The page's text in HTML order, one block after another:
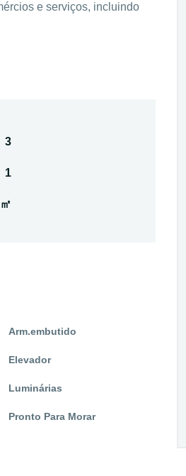
e serviços, incluindo
3
1
Arm.embutido
Elevador
Luminárias
Pronto Para Morar